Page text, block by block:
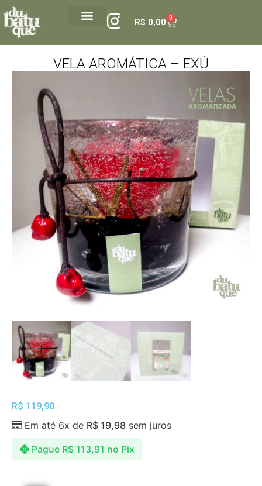
R$ 0,00 0
VELA AROMÁTICA – EXÚ
R$ 119,90
Pague R$113,91 no Pix
Em até 6x de R$ 19,98 sem juros